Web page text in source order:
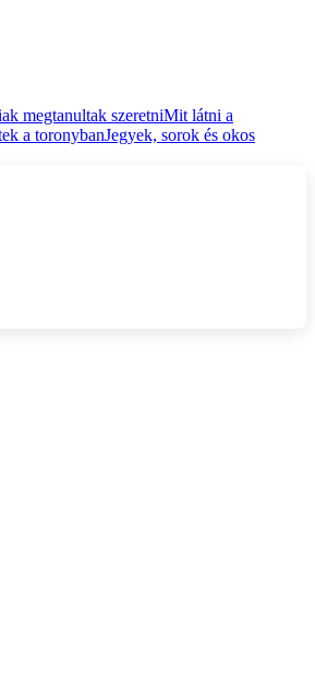
megtanultak szeretniMit látni a
a toronybanJegyek, sorok és okos